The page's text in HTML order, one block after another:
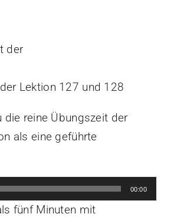
der
Lektion 127 und 128
die reine Übungszeit der
als eine geführte
00:00
fünf Minuten mit